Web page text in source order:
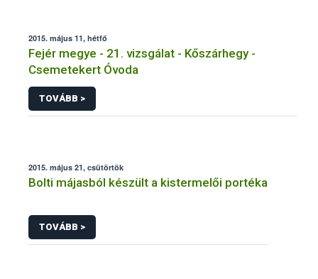
2015. május 11, hétfő
Fejér megye - 21. vizsgálat - Kőszárhegy -
Csemetekert Óvoda
TOVÁBB >
2015. május 21, csütörtök
Bolti májasból készült a kistermelői portéka
TOVÁBB >